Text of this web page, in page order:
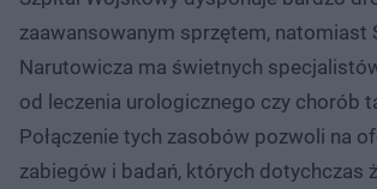
zaawansowanym sprzętem, natomiast
Narutowicza ma świetnych
od leczenia urologicznego czy chorób
Połączenie tych zasobów pozwoli na
zabiegów i badań, których dotychczas